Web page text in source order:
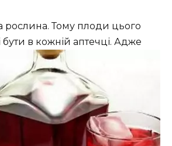
рослина. Тому плоди цього
бути в кожній аптечці. Адже